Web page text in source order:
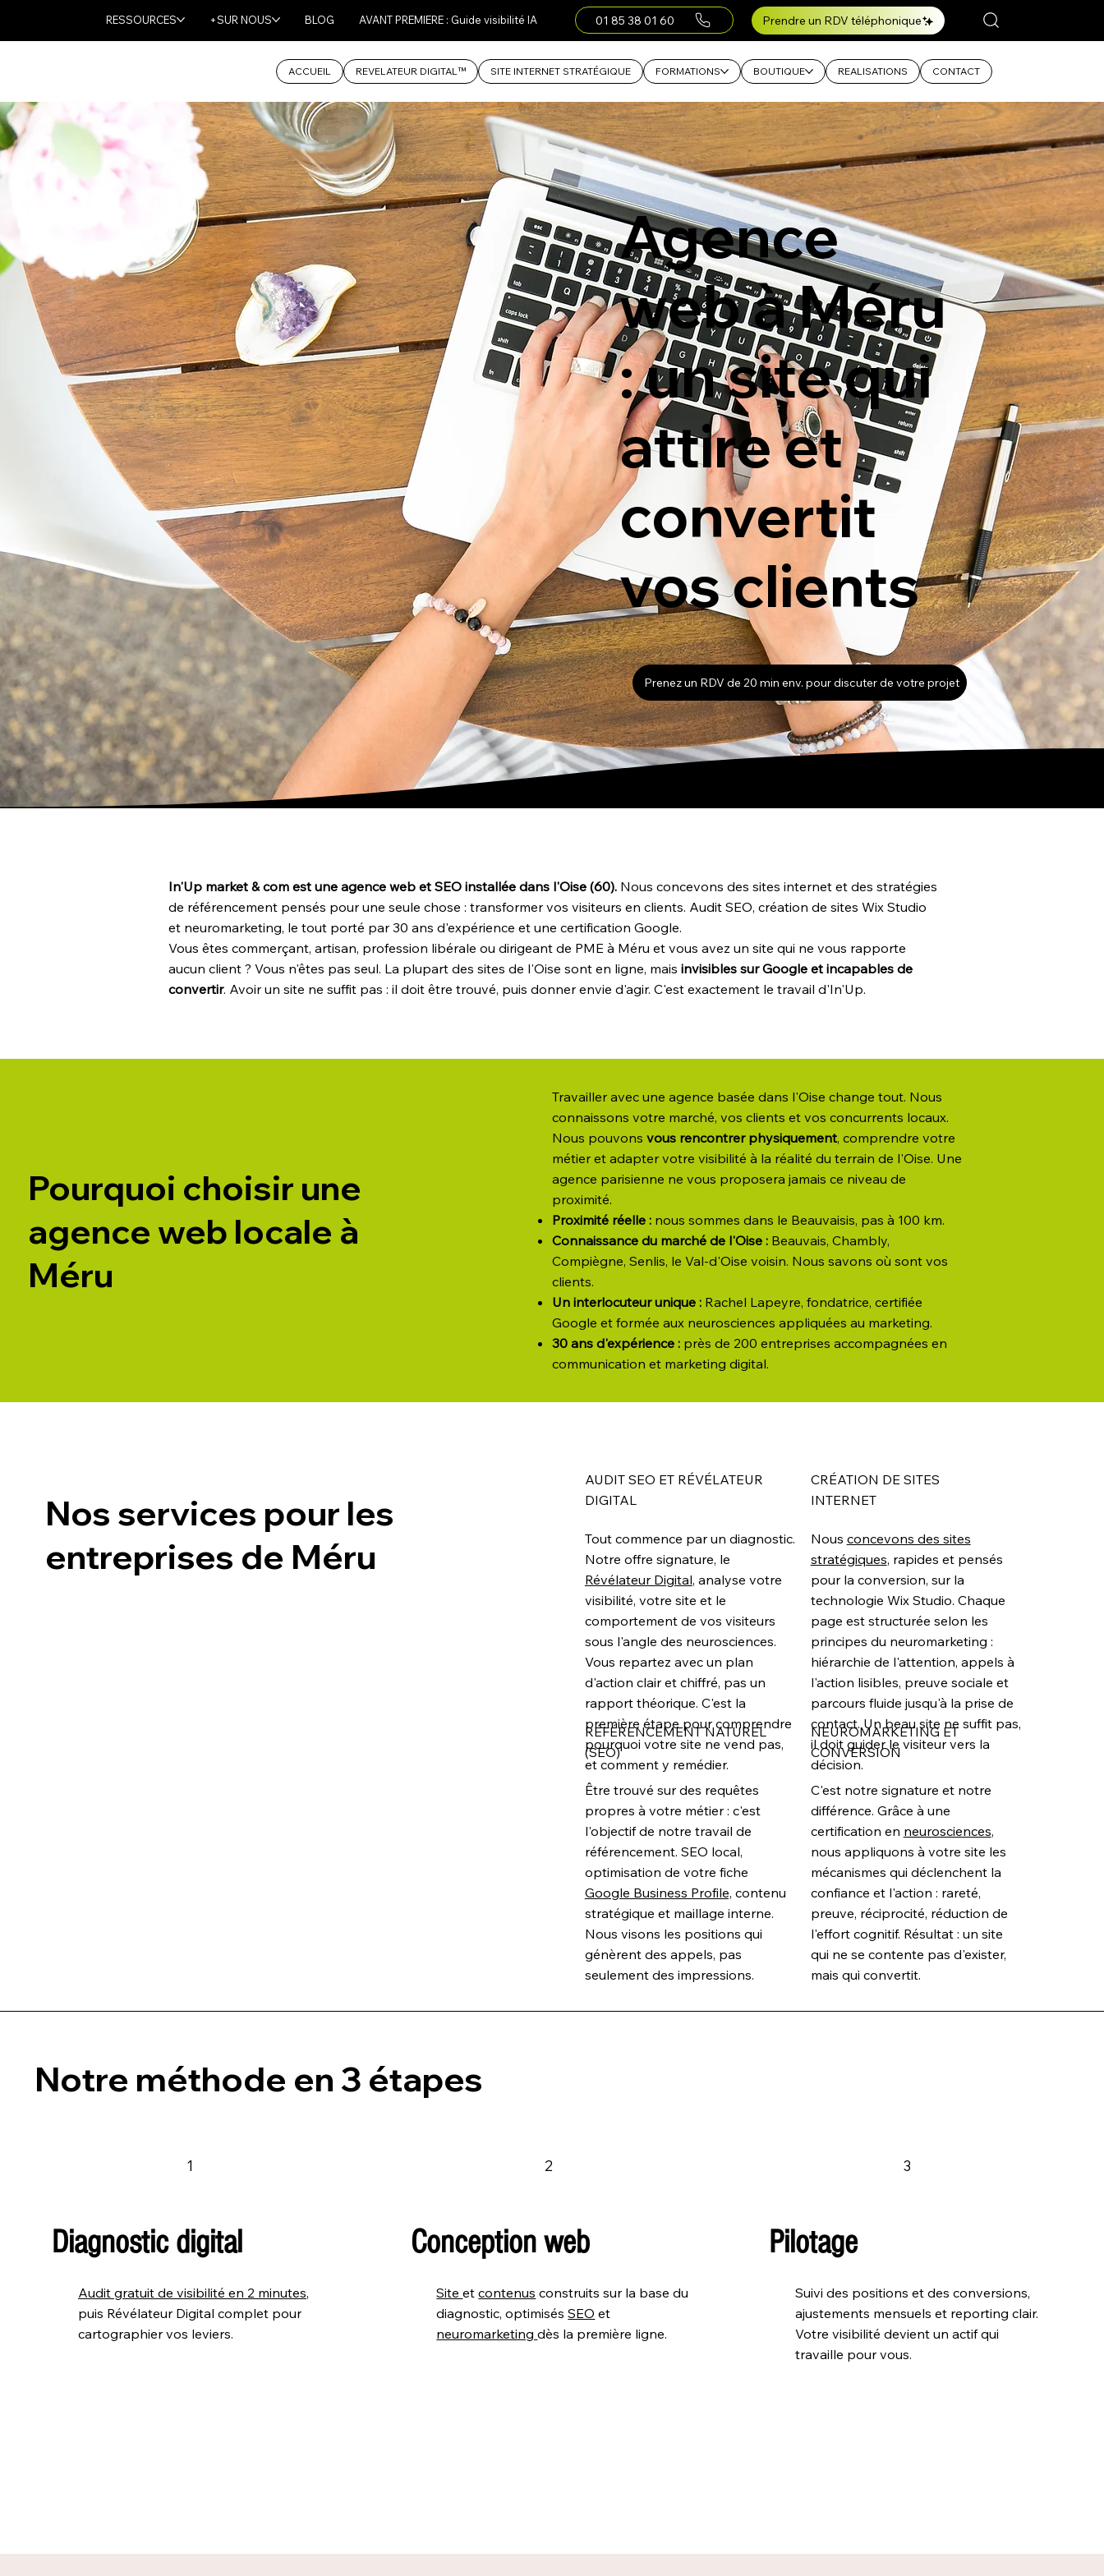
RESSOURCES +SUR NOUS BLOG AVANT PREMIERE : Guide visibilité IA 01 85 38 01 60 Prendre un RDV téléphonique
ACCUEIL REVELATEUR DIGITAL™ SITE INTERNET STRATÉGIQUE FORMATIONS BOUTIQUE REALISATIONS CONTACT
Agence
web à Méru
: un site qui
attire et
convertit
vos clients
Prenez un RDV de 20 min env. pour discuter de votre projet
In'Up market & com est une agence web et SEO installée dans l'Oise (60). Nous concevons des sites internet et des stratégies
de référencement pensés pour une seule chose : transformer vos visiteurs en clients. Audit SEO, création de sites Wix Studio
et neuromarketing, le tout porté par 30 ans d'expérience et une certification Google.
Vous êtes commerçant, artisan, profession libérale ou dirigeant de PME à Méru et vous avez un site qui ne vous rapporte
aucun client ? Vous n'êtes pas seul. La plupart des sites de l'Oise sont en ligne, mais invisibles sur Google et incapables de
convertir. Avoir un site ne suffit pas : il doit être trouvé, puis donner envie d'agir. C'est exactement le travail d'In'Up.
Pourquoi choisir une
agence web locale à
Méru
Travailler avec une agence basée dans l'Oise change tout. Nous
connaissons votre marché, vos clients et vos concurrents locaux.
Nous pouvons vous rencontrer physiquement, comprendre votre
métier et adapter votre visibilité à la réalité du terrain de l'Oise. Une
agence parisienne ne vous proposera jamais ce niveau de
proximité.
Proximité réelle : nous sommes dans le Beauvaisis, pas à 100 km.
Connaissance du marché de l'Oise : Beauvais, Chambly,
Compiègne, Senlis, le Val-d'Oise voisin. Nous savons où sont vos
clients.
Un interlocuteur unique : Rachel Lapeyre, fondatrice, certifiée
Google et formée aux neurosciences appliquées au marketing.
30 ans d'expérience : près de 200 entreprises accompagnées en
communication et marketing digital.
Nos services pour les
entreprises de Méru
AUDIT SEO ET RÉVÉLATEUR
DIGITAL
Tout commence par un diagnostic.
Notre offre signature, le
Révélateur Digital, analyse votre
visibilité, votre site et le
comportement de vos visiteurs
sous l'angle des neurosciences.
Vous repartez avec un plan
d'action clair et chiffré, pas un
rapport théorique. C'est la
première étape pour comprendre
pourquoi votre site ne vend pas,
et comment y remédier.
CRÉATION DE SITES
INTERNET
Nous concevons des sites
stratégiques, rapides et pensés
pour la conversion, sur la
technologie Wix Studio. Chaque
page est structurée selon les
principes du neuromarketing :
hiérarchie de l'attention, appels à
l'action lisibles, preuve sociale et
parcours fluide jusqu'à la prise de
contact. Un beau site ne suffit pas,
il doit guider le visiteur vers la
décision.
RÉFÉRENCEMENT NATUREL
(SEO)
Être trouvé sur des requêtes
propres à votre métier : c'est
l'objectif de notre travail de
référencement. SEO local,
optimisation de votre fiche
Google Business Profile, contenu
stratégique et maillage interne.
Nous visons les positions qui
génèrent des appels, pas
seulement des impressions.
NEUROMARKETING ET
CONVERSION
C'est notre signature et notre
différence. Grâce à une
certification en neurosciences,
nous appliquons à votre site les
mécanismes qui déclenchent la
confiance et l'action : rareté,
preuve, réciprocité, réduction de
l'effort cognitif. Résultat : un site
qui ne se contente pas d'exister,
mais qui convertit.
Notre méthode en 3 étapes
1
Diagnostic digital
Audit gratuit de visibilité en 2 minutes,
puis Révélateur Digital complet pour
cartographier vos leviers.
2
Conception web
Siteetcontenus construits sur la base du
diagnostic, optimisésSEO et
neuromarketingdès la première ligne.
3
Pilotage
Suivi des positions et des conversions,
ajustements mensuels et reporting clair.
Votre visibilité devient un actif qui
travaille pour vous.